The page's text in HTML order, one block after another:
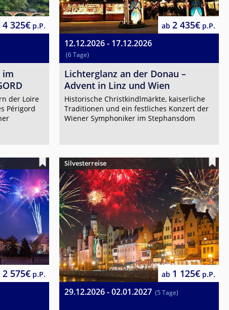
4 325€ p.P.
im
der Loire
Périgord
12.12.2026 - 17.12.2026
(6 Tage)
ab 2 435€ p.P.
Lichterglanz an der Donau –
Advent in Linz und Wien
Historische Christkindlmärkte, kaiserliche
Traditionen und ein festliches Konzert der
Wiener Symphoniker im Stephansdom
2 575€ p.P.
Silvesterreise
29.12.2026 - 02.01.2027 (5 Tage)
ab 1 125€ p.P.